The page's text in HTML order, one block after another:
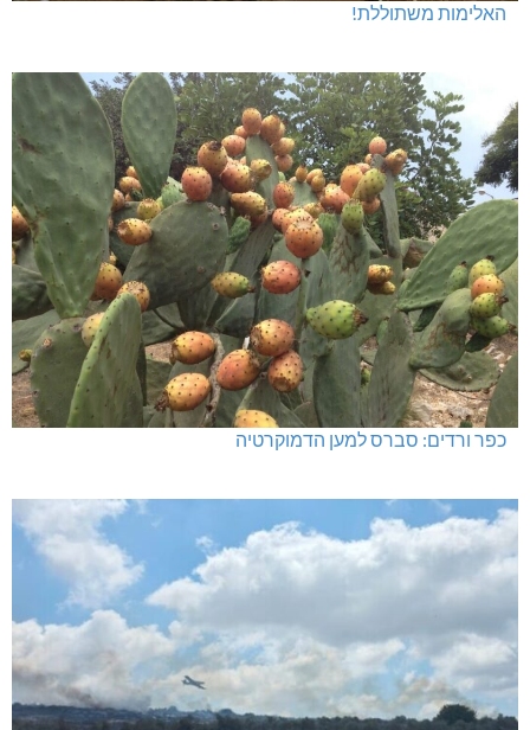
האלימות משתוללת!
כפר ורדים: סברס למען הדמוקרטיה